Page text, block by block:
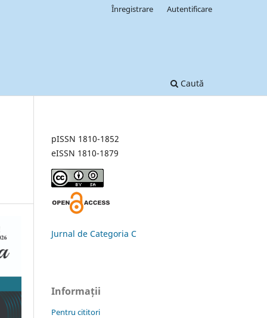
Caută
Înregistrare Autentificare
pISSN 1810-1852
eISSN 1810-1879
Jurnal de Categoria C
Informații
Pentru cititori